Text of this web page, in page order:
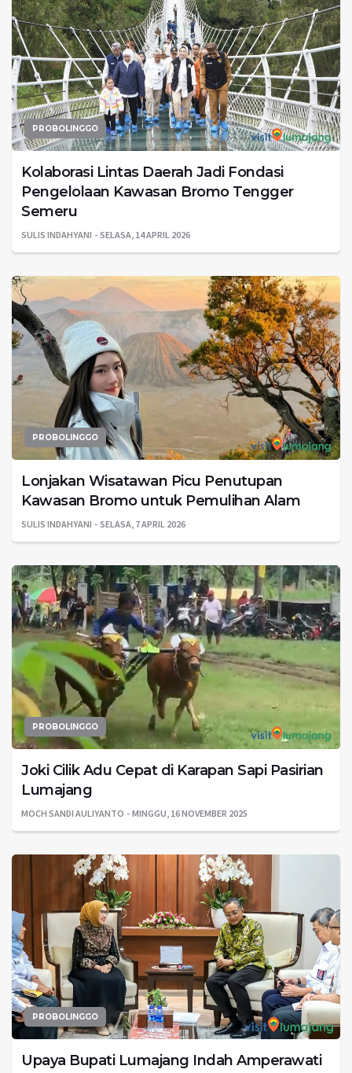
PROBOLINGGO
Kolaborasi Lintas Daerah Jadi Fondasi
Pengelolaan Kawasan Bromo Tengger
Semeru
SULIS INDAHYANI SELASA, 14 APRIL 2026
PROBOLINGGO
Lonjakan Wisatawan Picu Penutupan
Kawasan Bromo untuk Pemulihan Alam
SULIS INDAHYANI SELASA, 7 APRIL 2026
PROBOLINGGO
Joki Cilik Adu Cepat di Karapan Sapi Pasirian
Lumajang
MOCH SANDI AULIYANTO MINGGU, 16 NOVEMBER 2025
PROBOLINGGO
Upaya Bupati Lumajang Indah Amperawati